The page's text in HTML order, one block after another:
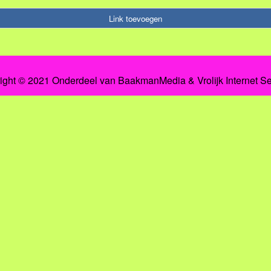
Link toevoegen
© 2021 Onderdeel van BaakmanMedia& Vrolijk Internet